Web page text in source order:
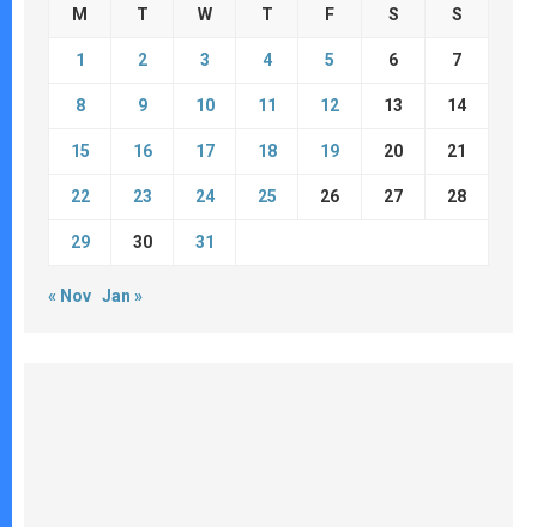
M T W T F S S
1 2 3 4 5 6 7
8 9 10 11 12 13 14
15 16 17 18 19 20 21
22 23 24 25 26 27 28
29 30 31
« Nov Jan »